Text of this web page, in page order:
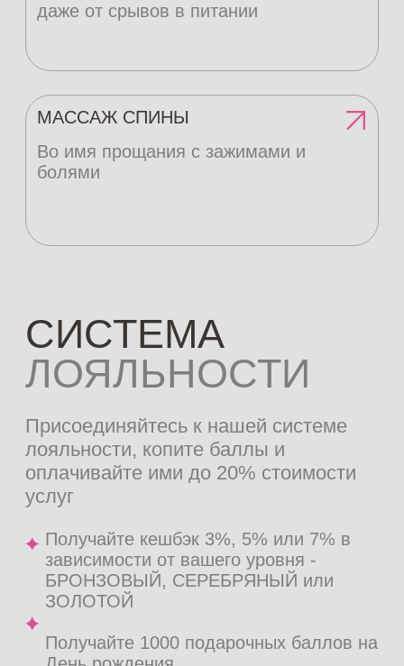
Записаться
ДРУГИЕ НАШИ
УСЛУГИ
ЛАЗЕРНАЯ ЭПИЛЯЦИЯ
Удаление волос на теле и лице без
боли на премиальных лазерах
АППАРАТНЫЙ МАССАЖ ДЛЯ
ТЕЛА
Скульптурирование фигуры
и устранения целлюлита